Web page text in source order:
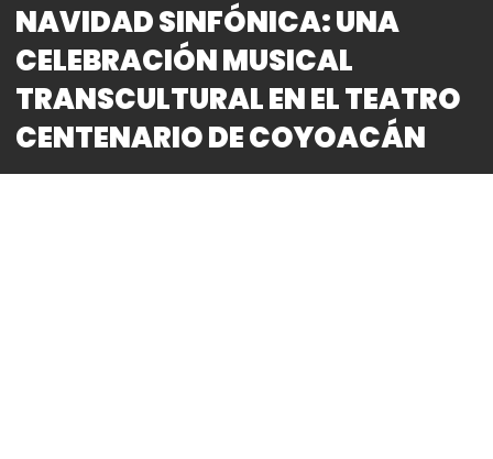
NAVIDAD SINFÓNICA: UNA
CELEBRACIÓN MUSICAL
TRANSCULTURAL EN EL TEATRO
CENTENARIO DE COYOACÁN